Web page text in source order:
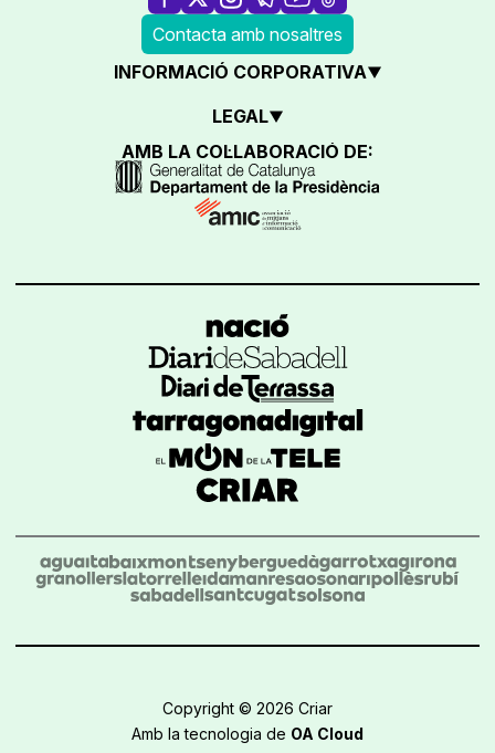
Contacta amb nosaltres
INFORMACIÓ CORPORATIVA
LEGAL
AMB LA COL·LABORACIÓ DE:
Copyright © 2026 Criar
Amb la tecnologia de OA Cloud